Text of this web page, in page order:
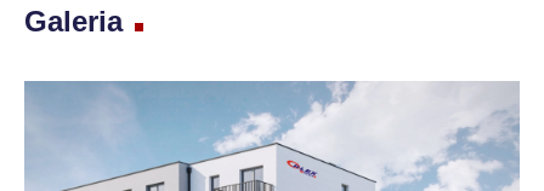
Galeria